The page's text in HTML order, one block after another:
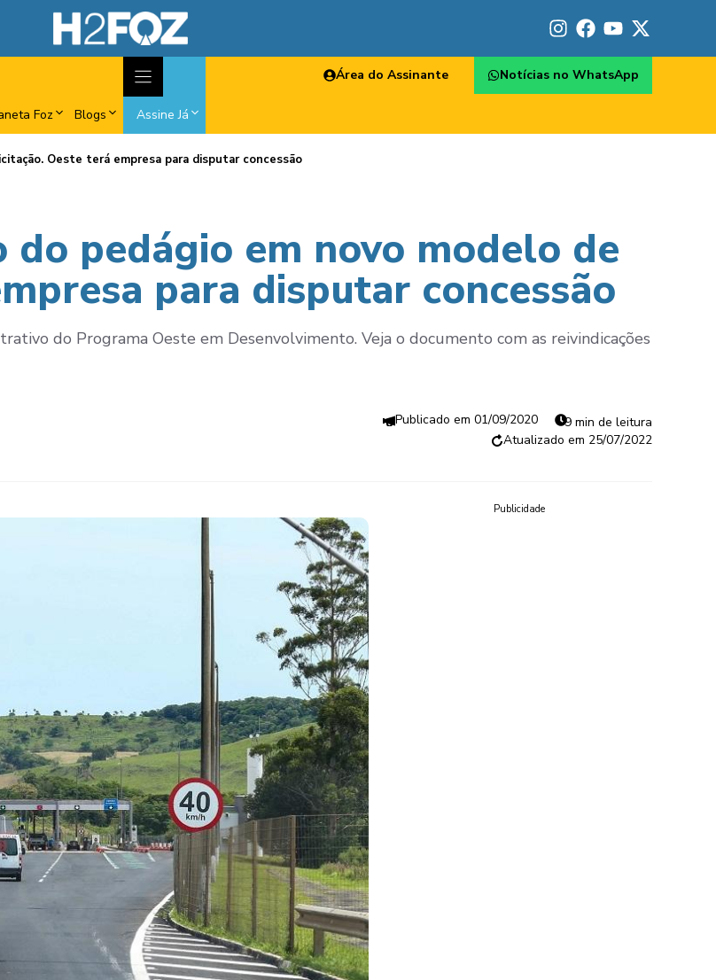
Foz Blogs Assine Já
Área do Assinante Notícias no WhatsApp
Oeste terá empresa para disputar concessão
do pedágio em novo modelo de
para disputar concessão
do Programa Oeste em Desenvolvimento. Veja o documento com as reivindicações
01/09/2020
9 min de leitura
25/07/2022
Publicidade